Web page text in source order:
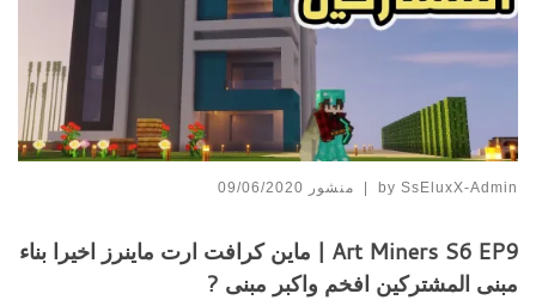
by SsEluxX-Admin
| منشور 09/06/2020
Art Miners S6 EP9 | ماين كرافت ارت ماينرز اخيرا بناء
مبنى المشتركين افخم واكبر مبنى ?